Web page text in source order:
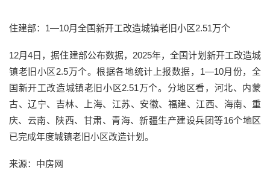
住建部：1—10月全国新开工改造城镇老旧小区2.51万个
12月4日，据住建部公布数据，2025年，全国计划新开工改造城
镇老旧小区2.5万个。根据各地统计上报数据，1—10月份，全
国新开工改造城镇老旧小区2.51万个。分地区看，河北、内蒙
古、辽宁、吉林、上海、江苏、安徽、福建、江西、海南、重
庆、云南、陕西、甘肃、青海、新疆生产建设兵团等16个地区
已完成年度城镇老旧小区改造计划。
来源：中房网